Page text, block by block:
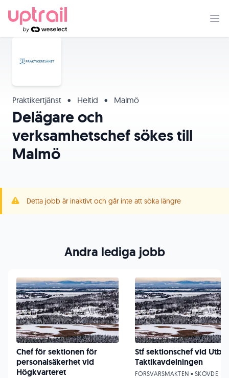
Praktikertjänst • Heltid • Malmö
Delägare och
verksamhetschef sökes till
Malmö
Detta jobb är inaktivt och går inte att söka längre
Andra lediga jobb
Chef för sektionen för
personalsäkerhet vid
Högkvarteret
Stf sektionschef vid UtbE
Taktikavdelningen
FÖRSVARSMAKTEN • SKÖVDE